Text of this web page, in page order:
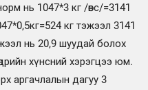
нь 1047*3 кг /өвс/=3141
кг тэжээл 3141
нь 20,9 шуудай болох
хүнсний хэрэгцээ юм.
аргачлалын дагуу 3